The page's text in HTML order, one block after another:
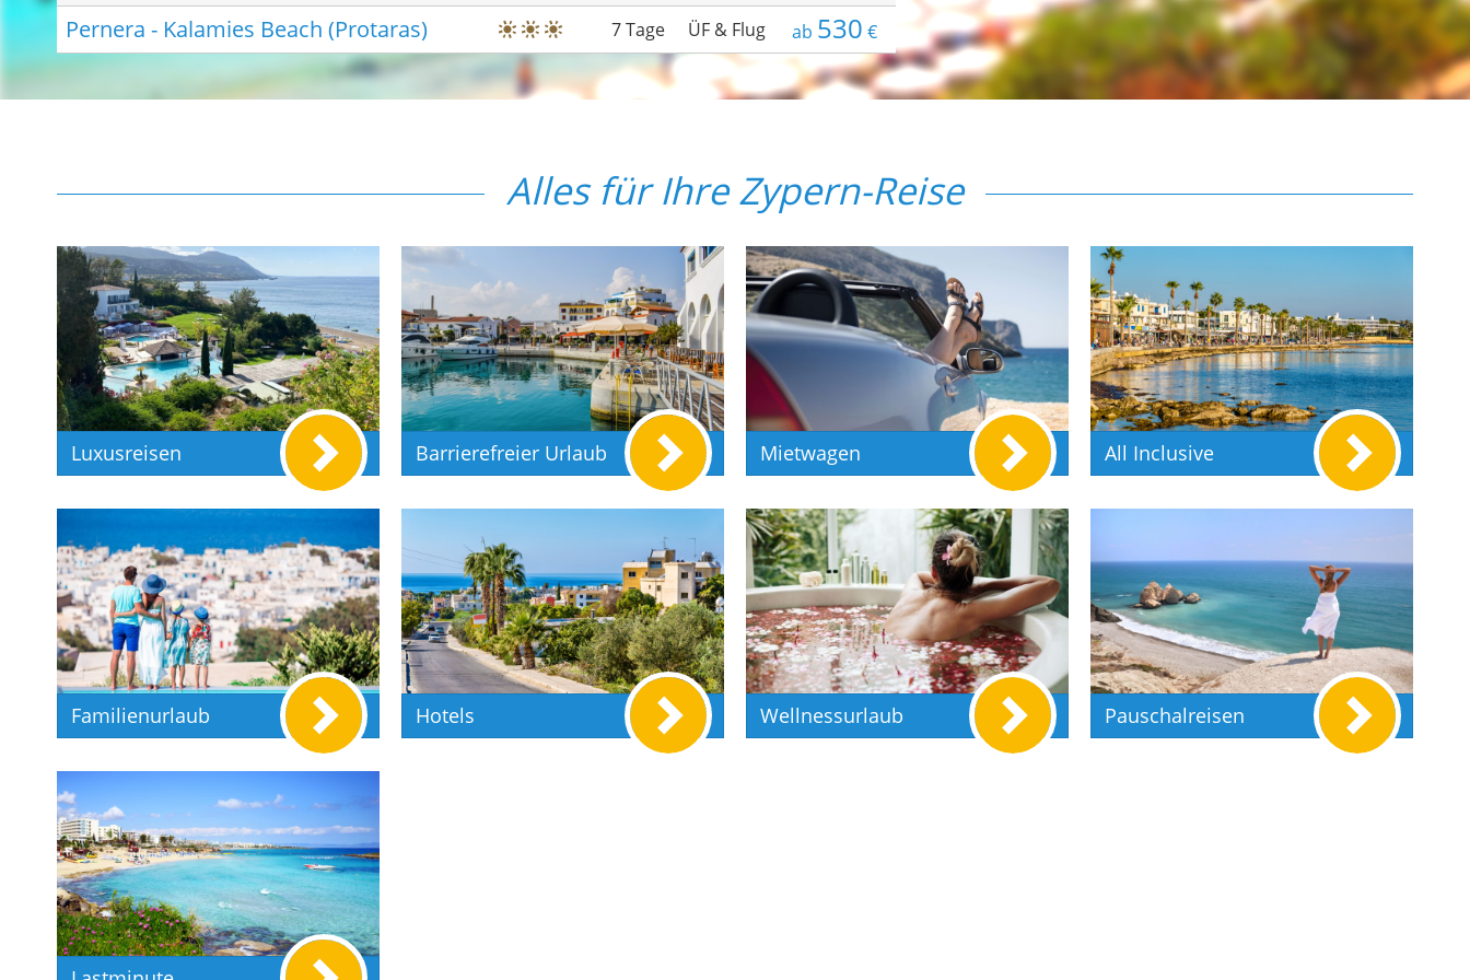
Pernera - Kalamies Beach (Protaras) 7 Tage ÜF & Flug ab 530 €
Alles für Ihre Zypern-Reise
Luxusreisen Barrierefreier Urlaub Mietwagen All Inclusive
Familienurlaub Hotels Wellnessurlaub Pauschalreisen